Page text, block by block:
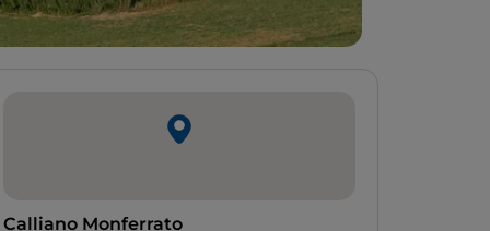
Calliano Monferrato